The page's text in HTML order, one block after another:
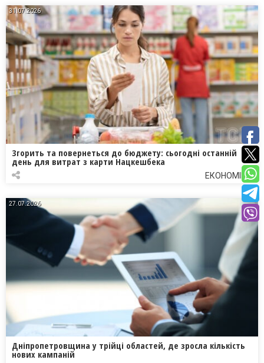
31.07.2026
Згорить та повернеться до бюджету: сьогодні останній
день для витрат з карти Нацкешбека
ЕКОНОМІКА
27.07.2026
Дніпропетровщина у трійці областей, де зросла кількість
нових кампаній